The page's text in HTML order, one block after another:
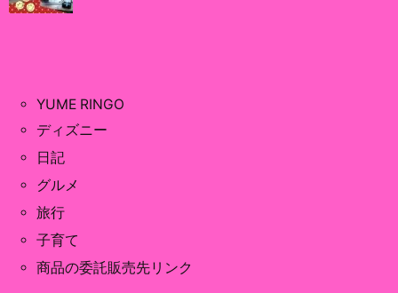
YUME RINGO
ディズニー
日記
グルメ
旅行
子育て
商品の委託販売先リンク